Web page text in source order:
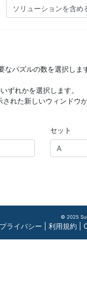
パズルの数を選択しま
ずれかを選択します。
れた新しいウィンドウ
セット
© 2025
プライバシー 利用規約